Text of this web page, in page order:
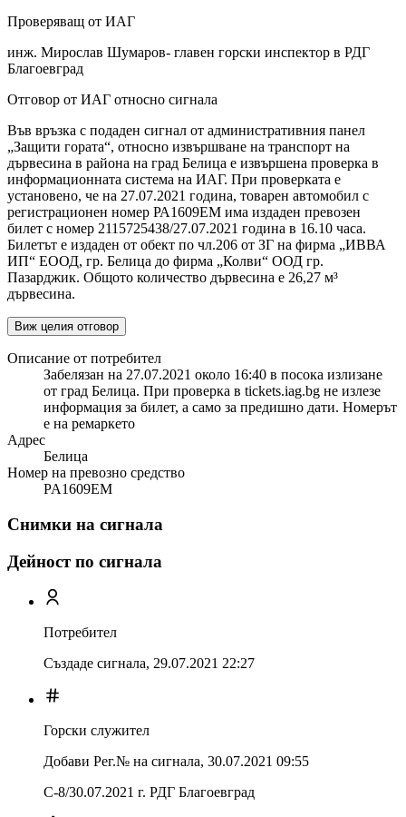
Проверяващ от ИАГ
инж. Мирослав Шумаров- главен горски инспектор в РДГ
Благоевград
Отговор от ИАГ относно сигнала
Във връзка с подаден сигнал от административния панел
„Защити гората“, относно извършване на транспорт на
дървесина в района на град Белица е извършена проверка в
информационната система на ИАГ. При проверката е
установено, че на 27.07.2021 година, товарен автомобил с
регистрационен номер РА1609ЕМ има издаден превозен
билет с номер 2115725438/27.07.2021 година в 16.10 часа.
Билетът е издаден от обект по чл.206 от ЗГ на фирма „ИВВА
ИП“ ЕООД, гр. Белица до фирма „Колви“ ООД гр.
Пазарджик. Общото количество дървесина е 26,27 м³
дървесина.
Виж целия отговор
Описание от потребител
Забелязан на 27.07.2021 около 16:40 в посока излизане
от град Белица. При проверка в tickets.iag.bg не излезе
информация за билет, а само за предишно дати. Номерът
е на ремаркето
Адрес
Белица
Номер на превозно средство
PA1609EM
Снимки на сигнала
Дейност по сигнала
Потребител
Създаде сигнала, 29.07.2021 22:27
Горски служител
Добави Рег.№ на сигнала, 30.07.2021 09:55
С-8/30.07.2021 г. РДГ Благоевград